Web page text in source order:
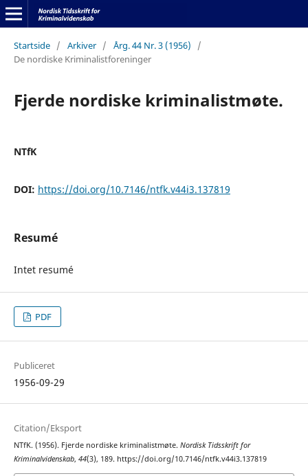
Startside / Arkiver / Årg. 44 Nr. 3 (1956)
/
De nordiske Kriminalistforeninger
Fjerde nordiske kriminalistmøte.
NTfK
DOI: https://doi.org/10.7146/ntfk.v44i3.137819
Resumé
Intet resumé
PDF
Publiceret
1956-09-29
Citation/Eksport
NTfK. (1956). Fjerde nordiske kriminalistmøte. Nordisk Tidsskrift for
Kriminalvidenskab, 44(3), 189. https://doi.org/10.7146/ntfk.v44i3.137819